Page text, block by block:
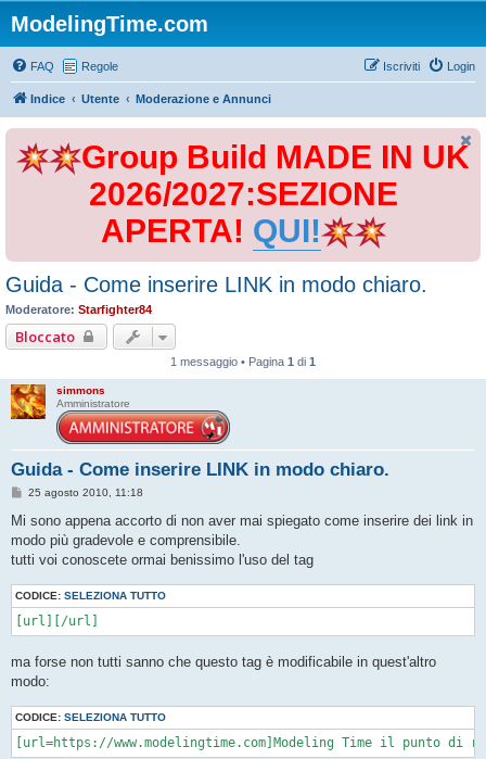
ModelingTime.com
FAQ Regole Login
Iscriviti
Indice Utente Moderazione e Annunci
Group Build MADE IN UK
2026/2027:SEZIONE
APERTA! QUI!
Guida - Come inserire LINK in modo chiaro.
Moderatore: Starfighter84
Bloccato
1 messaggio • Pagina 1 di 1
simmons
Amministratore
Guida - Come inserire LINK in modo chiaro.
M
s
a
g
i
o
25 agosto 2010, 11:18
Mi sono appena accorto di non aver mai spiegato come inserire dei link in
modo più gradevole e comprensibile.
tutti voi conoscete ormai benissimo l'uso del tag
CODICE: SELEZIONA TUTTO
[url][/url]
ma forse non tutti sanno che questo tag è modificabile in quest'altro
modo:
CODICE: SELEZIONA TUTTO
[url=https://www.modelingtime.com]Modeling Time il punto